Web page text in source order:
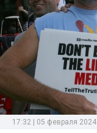
17:32 | 05 февраля 2024